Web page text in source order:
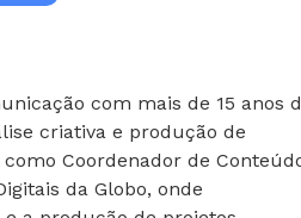
com mais de 15 anos
criativa e produção de
Coordenador de
da Globo, onde